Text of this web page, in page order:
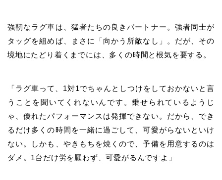
強靭なラグ車は、猛者たちの良きパートナー。強者同士が
タッグを組めば、まさに「向かう所敵なし」。だが、その
境地にたどり着くまでには、多くの時間と根気を要する。
「ラグ車って、1対1でちゃんとしつけをしておかないと言
うことを聞いてくれないんです。乗せられているようじ
ゃ、優れたパフォーマンスは発揮できない。だから、でき
るだけ多くの時間を一緒に過ごして、可愛がらないといけ
ない。しかも、やきもちを焼くので、予備を用意するのは
ダメ。1台だけ労を厭わず、可愛がるんですよ」